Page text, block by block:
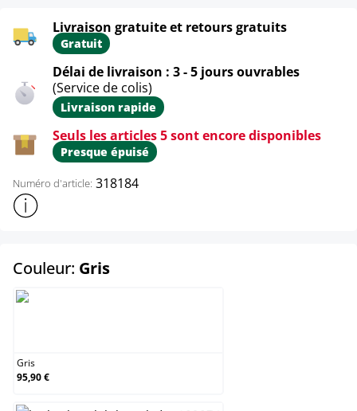
Livraison gratuite et retours gratuits
Gratuit
Délai de livraison : 3 - 5 jours ouvrables
(Service de colis)
Livraison rapide
Seuls les articles 5 sont encore disponibles
Presque épuisé
Numéro d'article: 318184
Afficher plus d'informations sur le produit
Couleur: Grisselect
Gris
95,90 €